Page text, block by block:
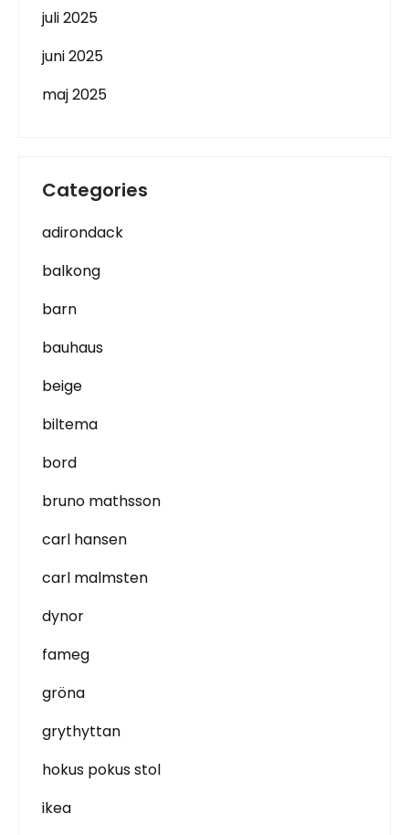
juli 2025
juni 2025
maj 2025
Categories
adirondack
balkong
barn
bauhaus
beige
biltema
bord
bruno mathsson
carl hansen
carl malmsten
dynor
fameg
gröna
grythyttan
hokus pokus stol
ikea